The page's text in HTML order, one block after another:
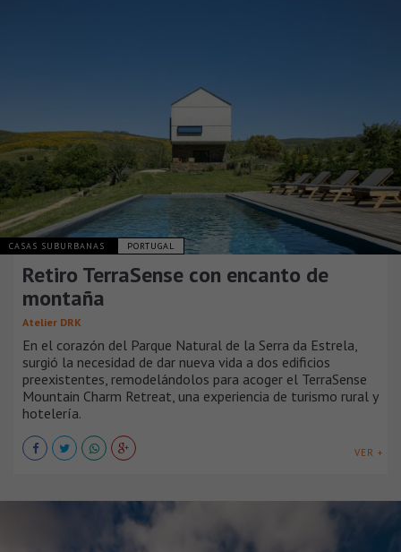
CASAS SUBURBANAS PORTUGAL
Retiro TerraSense con encanto de
montaña
Atelier DRK
En el corazón del Parque Natural de la Serra da Estrela,
surgió la necesidad de dar nueva vida a dos edificios
preexistentes, remodelándolos para acoger el TerraSense
Mountain Charm Retreat, una experiencia de turismo rural y
hotelería.
VER +